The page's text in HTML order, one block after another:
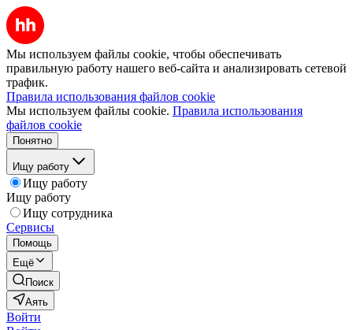
Мы используем файлы cookie, чтобы обеспечивать
правильную работу нашего веб-сайта и анализировать сетевой
трафик.
Правила использования файлов cookie
Мы используем файлы cookie. Правила использования
файлов cookie
Понятно
Ищу работу
Ищу работу
Ищу работу
Ищу сотрудника
Сервисы
Помощь
Ещё
Поиск
Аять
Войти